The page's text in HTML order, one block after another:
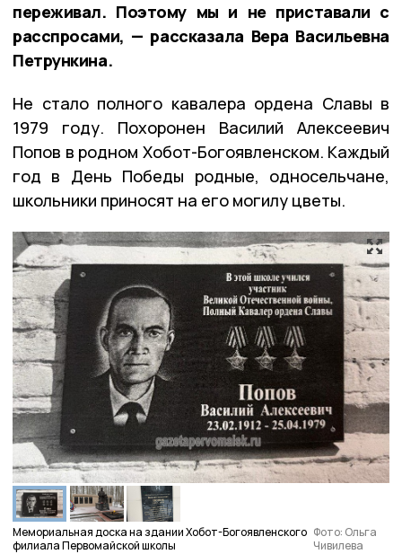
переживал. Поэтому мы и не приставали с
расспросами, — рассказала Вера Васильевна
Петрункина.
Не стало полного кавалера ордена Славы в
1979 году. Похоронен Василий Алексеевич
Попов в родном Хобот-Богоявленском. Каждый
год в День Победы родные, односельчане,
школьники приносят на его могилу цветы.
Мемориальная доска на здании Хобот-Богоявленского
филиала Первомайской школы
Фото: Ольга
Чивилева